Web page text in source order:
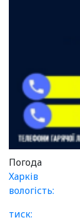
Погода
Харків
вологість:
тиск: